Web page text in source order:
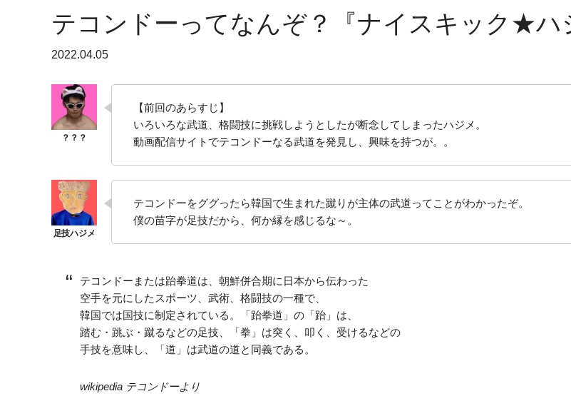
テコンドーってなんぞ？『ナイスキック★ハ
2022.04.05
【前回のあらすじ】
いろいろな武道、格闘技に挑戦しようとしたが断念してしまったハジメ。
動画配信サイトでテコンドーなる武道を発見し、興味を持つが。。
テコンドーをググったら韓国で生まれた蹴りが主体の武道ってことがわかったぞ。
僕の苗字が足技だから、何か縁を感じるな～。
テコンドーまたは跆拳道は、朝鮮併合期に日本から伝わった
空手を元にしたスポーツ、武術、格闘技の一種で、
韓国では国技に制定されている。「跆拳道」の「跆」は、
踏む・跳ぶ・蹴るなどの足技、「拳」は突く、叩く、受けるなどの
手技を意味し、「道」は武道の道と同義である。
wikipedia テコンドーより